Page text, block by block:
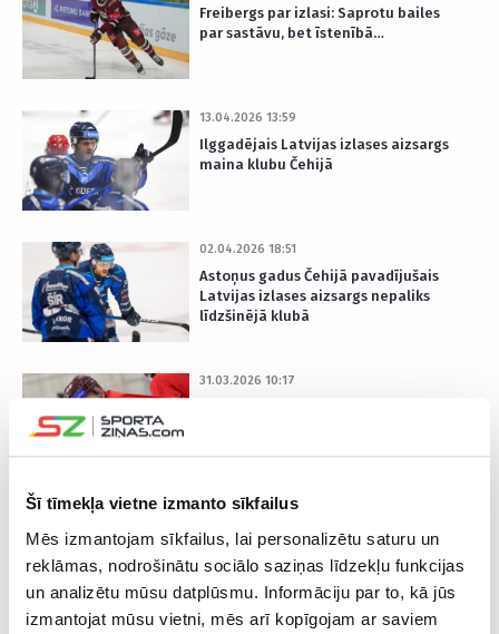
Šī tīmekļa vietne izmanto sīkfailus
Mēs izmantojam sīkfailus, lai personalizētu saturu un
reklāmas, nodrošinātu sociālo saziņas līdzekļu funkcijas
un analizētu mūsu datplūsmu. Informāciju par to, kā jūs
izmantojat mūsu vietni, mēs arī kopīgojam ar saviem
Freibergs par izlasi: Saprotu bailes
par sastāvu, bet īstenībā…
13.04.2026 13:59
Ilggadējais Latvijas izlases aizsargs
maina klubu Čehijā
02.04.2026 18:51
Astoņus gadus Čehijā pavadījušais
Latvijas izlases aizsargs nepaliks
līdzšinējā klubā
31.03.2026 10:17
Vai būs desmitais PČ? Freibergs atklāj
plānus pavasarim